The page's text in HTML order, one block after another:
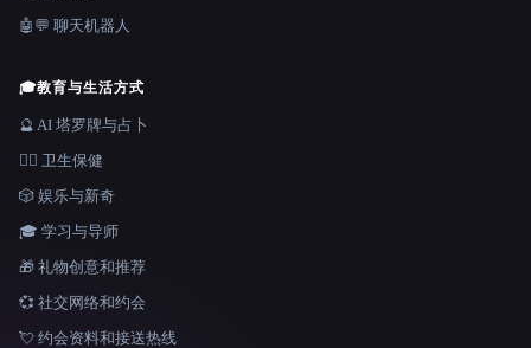
🤖💬 聊天机器人
🎓教育与生活方式
🔮 AI 塔罗牌与占卜
👩‍⚕️ 卫生保健
🎲 娱乐与新奇
🎓 学习与导师
🎁 礼物创意和推荐
💞 社交网络和约会
💘 约会资料和接送热线